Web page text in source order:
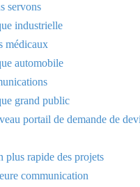
servons
industrielle
médicaux
automobile
grand public
portail de demande de
plus rapide des projets
communication